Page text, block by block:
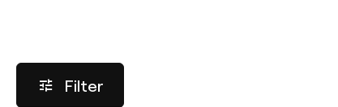
Filter